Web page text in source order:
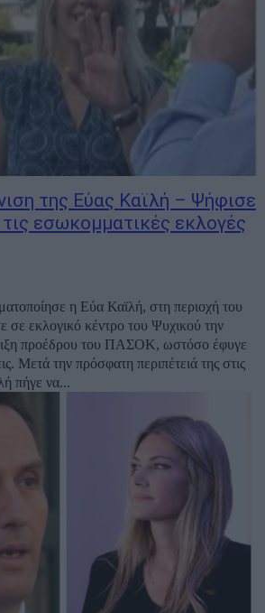
της Εύας Καϊλή – Ψήφισε
εσωκομματικές εκλογές
η Εύα Καϊλή, στη περιοχή του
σε εκλογικό κέντρο του Ψυχικού την
προέδρου του ΠΑΣΟΚ, ωστόσο έφυγε
στις
πήγε να...